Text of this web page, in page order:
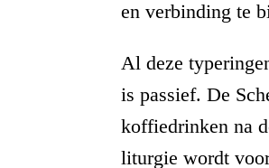
en verbinding te
Al deze
is passief. De
koffiedrinken na
liturgie wordt